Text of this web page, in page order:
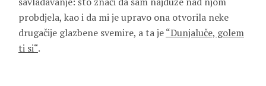
probdjela, kao i da mi je upravo ona otvorila neke
drugačije glazbene svemire, a ta je“Dunjaluče, golem
ti si“.